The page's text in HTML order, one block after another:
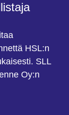
HSL:n
SLL
Oy:n